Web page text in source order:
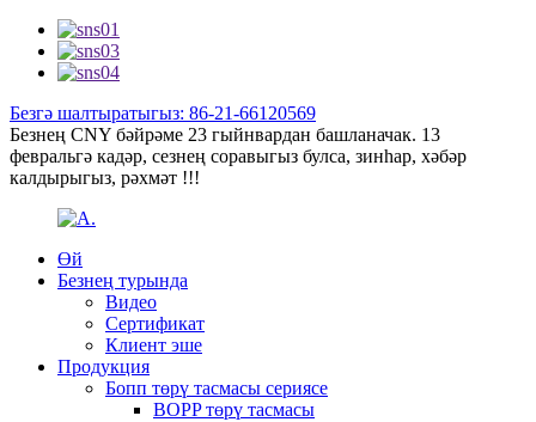
Безгә шалтыратыгыз: 86-21-66120569
Безнең CNY бәйрәме 23 гыйнвардан башланачак. 13
февральгә кадәр, сезнең соравыгыз булса, зинһар, хәбәр
калдырыгыз, рәхмәт !!!
Өй
Безнең турында
Видео
Сертификат
Клиент эше
Продукция
Бопп төрү тасмасы сериясе
BOPP төрү тасмасы